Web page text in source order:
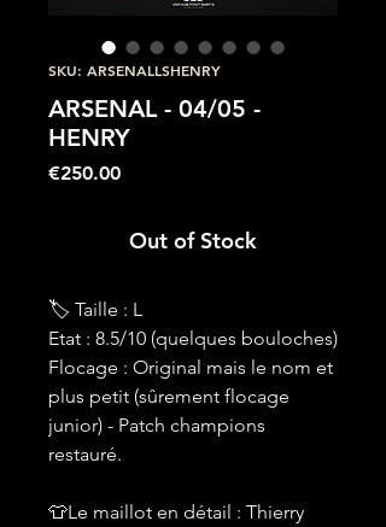
SKU: ARSENALLSHENRY
ARSENAL - 04/05 -
HENRY
€250.00Price
Out of Stock
🏷 Taille : L
Etat : 8.5/10 (quelques bouloches)
Flocage : Original mais le nom et
plus petit (sûrement flocage
junior) - Patch champions
restauré.
👕Le maillot en détail : Thierry